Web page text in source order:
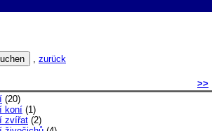
, zurück
>>
(20)
koní (1)
zvířat (2)